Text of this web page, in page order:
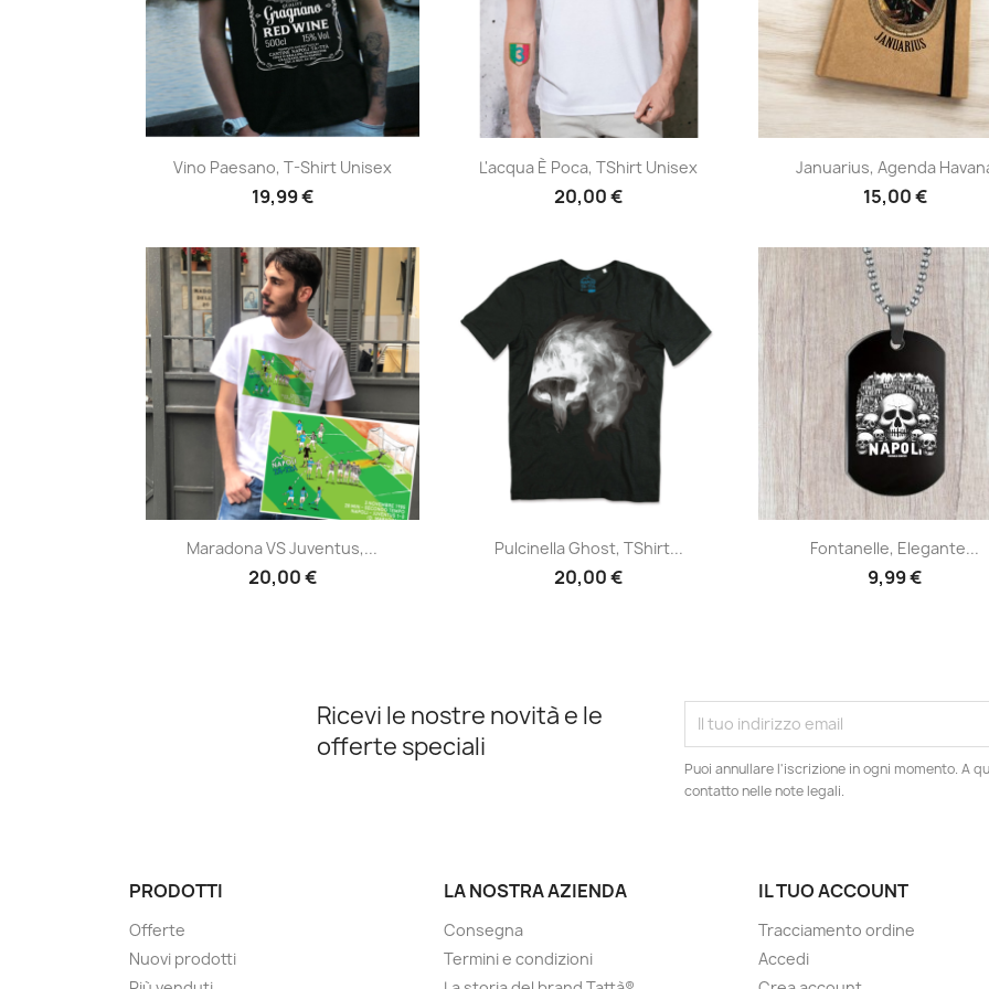
Anteprima
Vino Paesano, T-Shirt Unisex
19,99 €
Anteprima
L'acqua È Poca, TShirt Unisex
20,00 €
Anteprima
Januarius, Agenda
15,00 €
Anteprima
Maradona VS Juventus,...
20,00 €
Anteprima
Pulcinella Ghost, TShirt...
20,00 €
Anteprima
Fontanelle, Elegante...
9,99 €
Ricevi le nostre novità e le
offerte speciali
Puoi annullare l'iscrizione in ogni momento. A
contatto nelle note legali.
PRODOTTI
Offerte
Nuovi prodotti
LA NOSTRA AZIENDA
Consegna
Termini e condizioni
IL TUO ACCOUNT
Tracciamento ordine
Accedi